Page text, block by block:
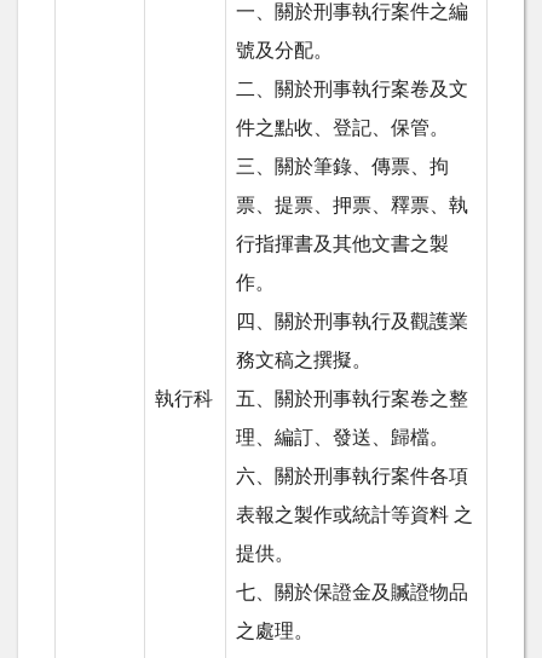
執行科
一、關於刑事執行案件之編
號及分配。
二、關於刑事執行案卷及文
件之點收、登記、保管。
三、關於筆錄、傳票、拘
票、提票、押票、釋票、執
行指揮書及其他文書之製
作。
四、關於刑事執行及觀護業
務文稿之撰擬。
五、關於刑事執行案卷之整
理、編訂、發送、歸檔。
六、關於刑事執行案件各項
表報之製作或統計等資料 之
提供。
七、關於保證金及贓證物品
之處理。